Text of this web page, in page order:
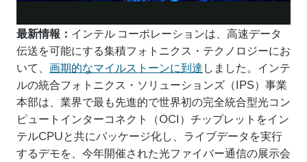
最新情報： インテル コーポレーションは、高速データ
伝送を可能にする集積フォトニクス・テクノロジーにお
いて、 画期的なマイルストーンに到達しました。インテ
ルの統合フォトニクス・ソリューションズ（IPS）事業
本部は、業界で最も先進的で世界初の完全統合型光コン
ピュートインターコネクト（OCI）チップレットをイン
テルCPUと共にパッケージ化し、ライブデータを実行
するデモを、今年開催された光ファイバー通信の展示会